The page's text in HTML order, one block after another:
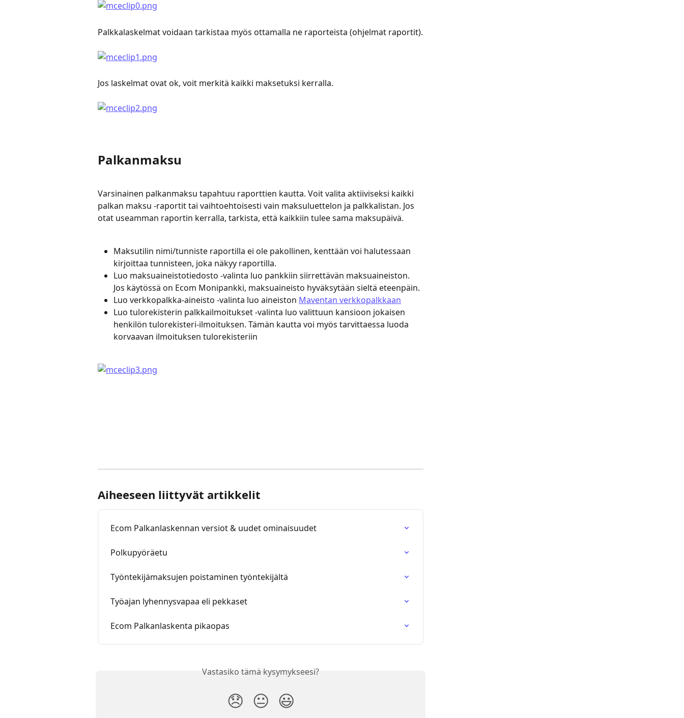
Palkkalaskelmat voidaan tarkistaa myös ottamalla ne raporteista (ohjelmat raportit).
Jos laskelmat ovat ok, voit merkitä kaikki maksetuksi kerralla.
Palkanmaksu
Varsinainen palkanmaksu tapahtuu raporttien kautta. Voit valita aktiiviseksi kaikki
palkan maksu -raportit tai vaihtoehtoisesti vain maksuluettelon ja palkkalistan. Jos
otat useamman raportin kerralla, tarkista, että kaikkiin tulee sama maksupäivä.
Maksutilin nimi/tunniste raportilla ei ole pakollinen, kenttään voi halutessaan
kirjoittaa tunnisteen, joka näkyy raportilla.
Luo maksuaineistotiedosto -valinta luo pankkiin siirrettävän maksuaineiston.
Jos käytössä on Ecom Monipankki, maksuaineisto hyväksytään sieltä eteenpäin.
Luo verkkopalkka-aineisto -valinta luo aineiston Maventan verkkopalkkaan
Luo tulorekisterin palkkailmoitukset -valinta luo valittuun kansioon jokaisen
henkilön tulorekisteri-ilmoituksen. Tämän kautta voi myös tarvittaessa luoda
korvaavan ilmoituksen tulorekisteriin
Aiheeseen liittyvät artikkelit
Ecom Palkanlaskennan versiot & uudet ominaisuudet
Polkupyöräetu
Työntekijämaksujen poistaminen työntekijältä
Työajan lyhennysvapaa eli pekkaset
Ecom Palkanlaskenta pikaopas
Vastasiko tämä kysymykseesi?
😞 😐 😃